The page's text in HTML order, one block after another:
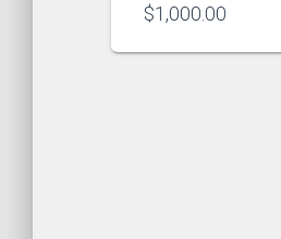
$1,000.00